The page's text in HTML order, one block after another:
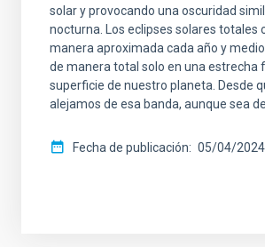
solar y provocando una oscuridad
nocturna. Los eclipses solares totales
manera aproximada cada año y
de manera total solo en una estrecha
superficie de nuestro planeta. Desde
alejamos de esa banda, aunque sea
Fecha de publicación 05/04/2024